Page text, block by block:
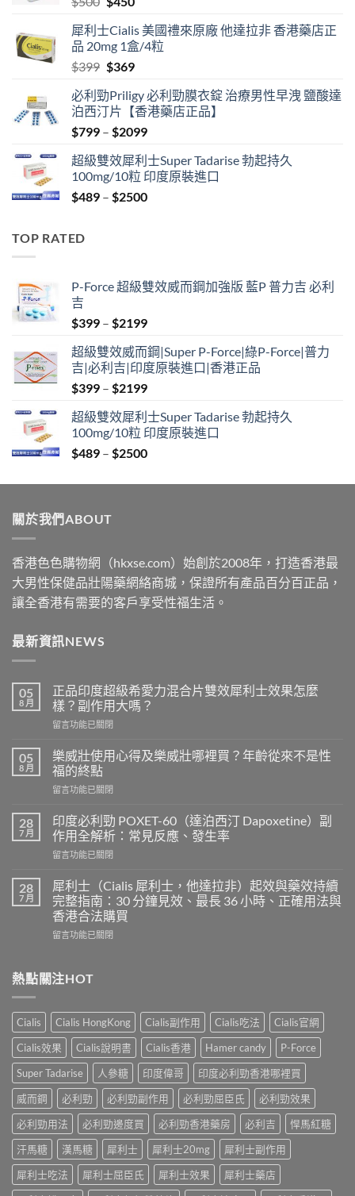
was:
$500.
is:
$450.
犀利士Cialis 美國禮來原廠 他達拉非 香港藥店正
品 20mg 1盒/4粒
$399 Original
was:
$399.
$369Current
is:
$369.
必利勁Priligy 必利勁膜衣錠 治療男性早洩 鹽酸達
泊西汀片【香港藥店正品】
$799 – $2099Price
$799
through
$2099
超級雙效犀利士Super Tadarise 勃起持久
100mg/10粒 印度原裝進口
$489 – $2500Price
TOP RATED
P-Force 超級雙效威而鋼加強版 藍P 普力吉 必利
吉
$399 – $2199Price
$399
through
$2199
超級雙效威而鋼|Super P-Force|綠P-Force|普力
吉|必利吉|印度原裝進口|香港正品
$399 – $2199Price
$399
through
$2199
超級雙效犀利士Super Tadarise 勃起持久
100mg/10粒 印度原裝進口
$489 – $2500Price
$489
關於我們ABOUT
香港色色購物網（hkxse.com）始創於2008年，打造香港最
大男性保健品壯陽藥網絡商城，保證所有產品百分百正品，
讓全香港有需要的客戶享受性福生活。
最新資訊NEWS
05
8 月
正品印度超級希愛力混合片雙效犀利士效果怎麼
樣？副作用大嗎？
在
品
印
度
超
希
愛
力
混
片
雙
效
犀
利
果
樣？
副
作
用
大
嗎？〉
留言功能已關閉
05
8 月
樂威壯使用心得及樂威壯哪裡買？年齡從來不是性
福的終點
在
威
壯
使
用
得
及
樂
威
壯
買？
從
來
不
是
性
福
終
點〉
中
留言功能已關閉
28
7 月
印度必利勁 POXET-60（達泊西汀 Dapoxetine）副
作用全解析：常見反應、發生率
在
度
必
利
勁
POXET-
西
汀
副
作
用
全
解
析：
見
反
應、
生
率〉
中
留言功能已關閉
28
7 月
犀利士（Cialis 犀利士，他達拉非）起效與藥效持續
完整指南：30 分鐘見效、最長 36 小時、正確用法與
香港合法購買
在
士
（Cialis
利
士，
他
達
拉
非）
效
與
藥
持
續
完
留言功能已關閉
熱點關注HOT
Cialis Cialis HongKong Cialis副作用 Cialis吃法
Cialis官網
Cialis效果
Cialis說明書 Cialis香港 Hamer candy
P-Force
Super Tadarise
人參糖 印度偉哥
印度必利勁香港哪裡買
威而鋼
必利勁 必利勁副作用 必利勁屈臣氏
必利勁效果
必利勁用法
必利勁邊度買 必利勁香港藥房 必利吉
悍馬紅糖
汗馬糖
漢馬糖 犀利士 犀利士20mg
犀利士副作用
犀利士吃法
犀利士屈臣氏 犀利士效果
犀利士藥店